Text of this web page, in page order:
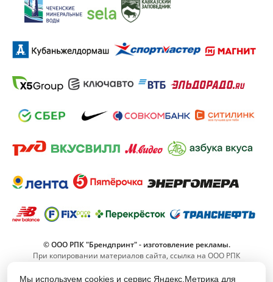
© ООО РПК "Брендпринт" - изготовление рекламы.
При копировании материалов сайта, ссылка на ООО РПК
Мы используем cookies и сервис Яндекс.Метрика для